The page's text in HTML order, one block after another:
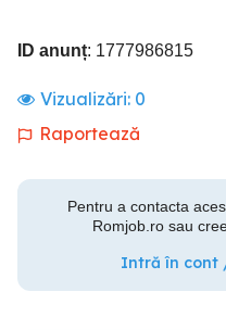
ID anunț: 1777986815
Vizualizări: 0
Raportează
Pentru a contacta
Romjob.ro sau
Intră în cont